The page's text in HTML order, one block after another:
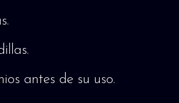
antes de su uso.